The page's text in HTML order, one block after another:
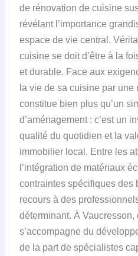
de rénovation de cuisine
révélant l’importance
espace de vie central.
cuisine se doit d’être à la
et durable. Face aux
la vie de sa cuisine par une
constitue bien plus qu’un
d’aménagement : c’est un
qualité du quotidien et la
immobilier local. Entre les
l’intégration de matériaux
contraintes spécifiques des
recours à des
déterminant. À Vaucresson,
s’accompagne du
de la part de spécialistes